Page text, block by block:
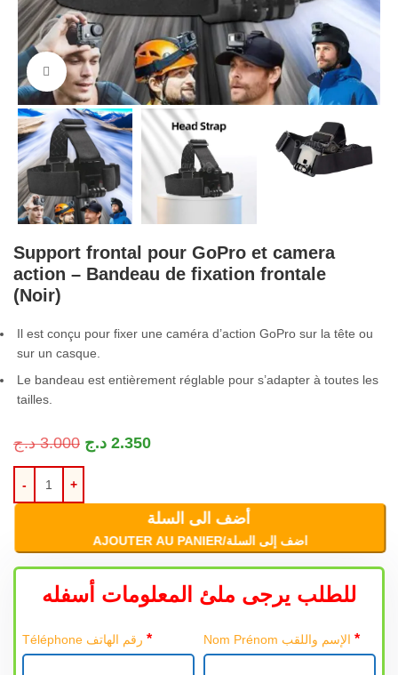
Cliquez pour agrandir
Support frontal pour GoPro et camera
action – Bandeau de fixation frontale
(Noir)
Il est conçu pour fixer une caméra d’action GoPro sur la tête ou
sur un casque.
Le bandeau est entièrement réglable pour s’adapter à toutes les
tailles.
3.000 د.ج 2.350 د.ج
أضف الى السلة
AJOUTER AU PANIER/اضف إلى السلة
للطلب يرجى ملئ المعلومات أسفله
Téléphone رقم الهاتف* *